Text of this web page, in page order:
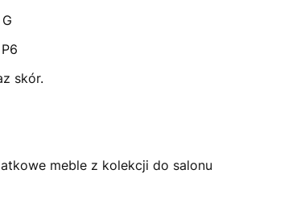
skór.
meble z kolekcji do salonu